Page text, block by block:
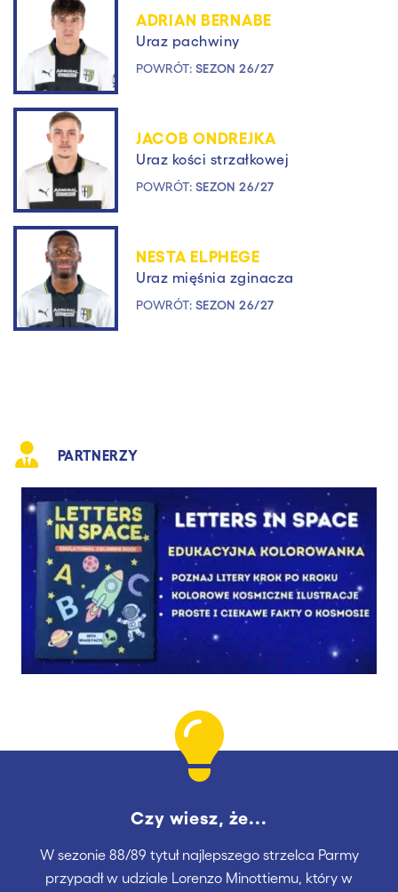
ADRIAN BERNABE
Uraz pachwiny
POWRÓT: SEZON 26/27
JACOB ONDREJKA
Uraz kości strzałkowej
POWRÓT: SEZON 26/27
NESTA ELPHEGE
Uraz mięśnia zginacza
POWRÓT: SEZON 26/27
PARTNERZY
Czy wiesz, że...
W sezonie 88/89 tytuł najlepszego strzelca Parmy
przypadł w udziale Lorenzo Minottiemu, który w